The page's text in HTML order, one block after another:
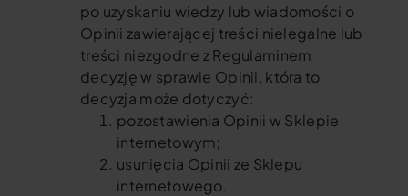
po uzyskaniu wiedzy lub wiadomości o
Opinii zawierającej treści nielegalne lub
treści niezgodne z Regulaminem
decyzję w sprawie Opinii, która to
decyzja może dotyczyć:
pozostawienia Opinii w Sklepie
internetowym;
usunięcia Opinii ze Sklepu
internetowego.